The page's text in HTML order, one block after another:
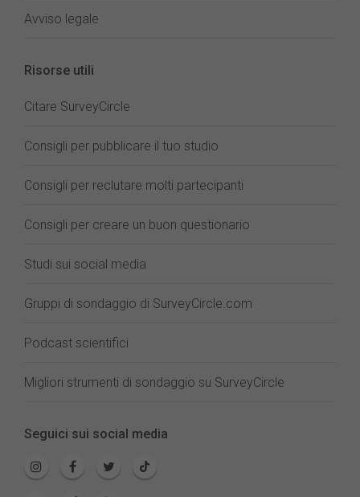
Avviso legale
Risorse utili
Citare SurveyCircle
Consigli per pubblicare il tuo studio
Consigli per reclutare molti partecipanti
Consigli per creare un buon questionario
Studi sui social media
Gruppi di sondaggio di SurveyCircle.com
Podcast scientifici
Migliori strumenti di sondaggio su SurveyCircle
Seguici sui social media